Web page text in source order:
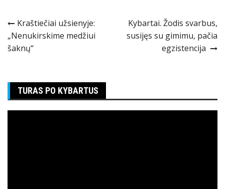
Navigacija
tarp
Kraštiečiai užsienyje:
„Nenukirskime medžiui
šaknų“
Kybartai. Žodis svarbus,
susijęs su gimimu, pačia
egzistencija
TURAS PO KYBARTUS